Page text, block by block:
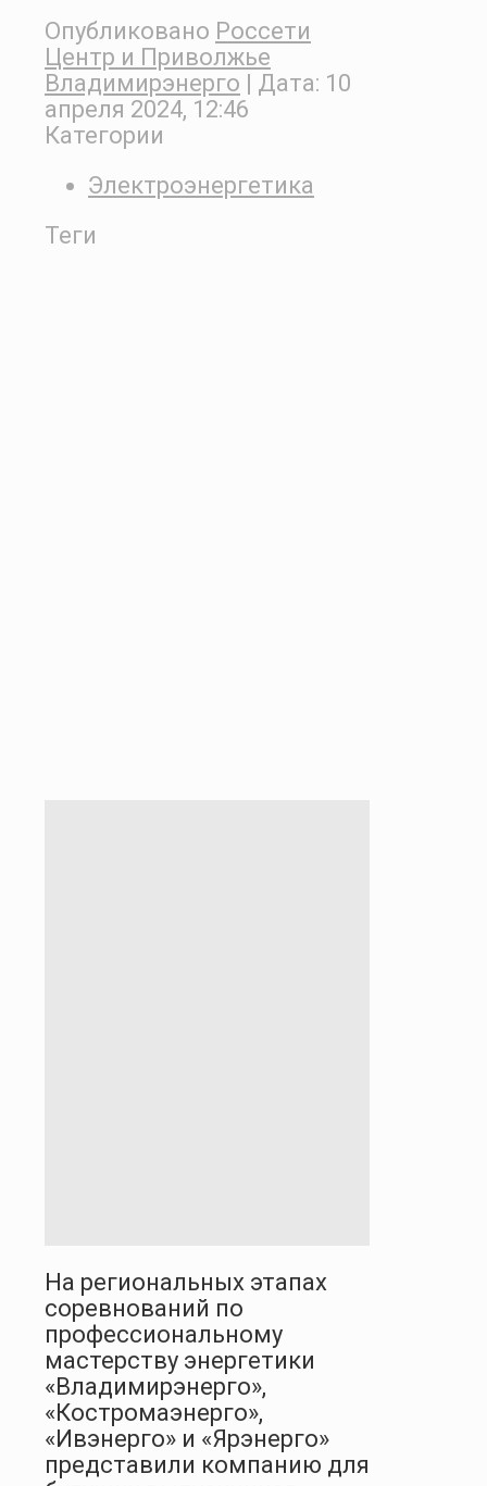
Опубликовано Россети
Центр и Приволжье
Владимирэнерго
| Дата: 10
апреля 2024, 12:46
Категории
Электроэнергетика
Теги
На региональных этапах
соревнований по
профессиональному
мастерству энергетики
«Владимирэнерго»,
«Костромаэнерго»,
«Ивэнерго» и «Ярэнерго»
представили компанию для